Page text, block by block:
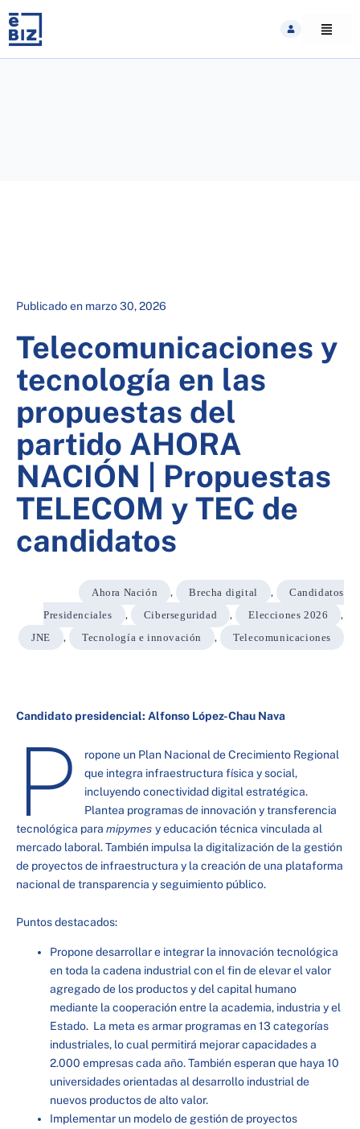
content
Publicado en marzo 30, 2026
Telecomunicaciones y
tecnología en las
propuestas del
partido AHORA
NACIÓN | Propuestas
TELECOM y TEC de
candidatos
Ahora Nación , Brecha digital ,
Candidatos
Presidenciales
, Ciberseguridad , Elecciones 2026
,
JNE
, Tecnología e innovación , Telecomunicaciones
Candidato presidencial: Alfonso López-Chau Nava
P
ropone un Plan Nacional de Crecimiento Regional
que integra infraestructura física y social,
incluyendo conectividad digital estratégica.
Plantea programas de innovación y transferencia
tecnológica para mipymes y educación técnica vinculada al
mercado laboral. También impulsa la digitalización de la gestión
de proyectos de infraestructura y la creación de una plataforma
nacional de transparencia y seguimiento público.
Puntos destacados:
Propone desarrollar e integrar la innovación tecnológica
en toda la cadena industrial con el fin de elevar el valor
agregado de los productos y del capital humano
mediante la cooperación entre la academia, industria y el
Estado. La meta es armar programas en 13 categorías
industriales, lo cual permitirá mejorar capacidades a
2.000 empresas cada año. También esperan que haya 10
universidades orientadas al desarrollo industrial de
nuevos productos de alto valor.
Implementar un modelo de gestión de proyectos